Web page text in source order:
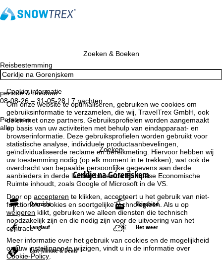
Cookie-informatie
Om onze website te optimaliseren, gebruiken we cookies om
gebruiksinformatie te verzamelen, die wij, TravelTrex GmbH, ook
delen met onze partners. Gebruiksprofielen worden aangemaakt
op basis van uw activiteiten met behulp van eindapparaat- en
browserinformatie. Deze gebruiksprofielen worden gebruikt voor
statistische analyse, individuele productaanbevelingen,
geïndividualiseerde reclame en bereikmeting. Hiervoor hebben wij
uw toestemming nodig (op elk moment in te trekken), wat ook de
overdracht van bepaalde persoonlijke gegevens aan derde
aanbieders in derde landen buiten de Europese Economische
Ruimte inhoudt, zoals Google of Microsoft in de VS.
Door opaccepteren te klikken, accepteert u het gebruik van niet-
functionele cookies en soortgelijke technologieën. Als u op
weigeren klikt, gebruiken we alleen diensten die technisch
noodzakelijk zijn en die nodig zijn voor de uitvoering van het
contract.
Meer informatie over het gebruik van cookies en de mogelijkheid
om uw instellingen te wijzigen, vindt u in de informatie over
Cookie-Policy.
Zoeken & Boeken
Reisbestemming
periode & reisduur
08-08-26 – 31-05-28 | 7 nachten
Personen
alle
Zoeken
Cerklje na Gorenjskem
Overzicht Skigebied
Langlauf Het weer
Last-Minute & Deals